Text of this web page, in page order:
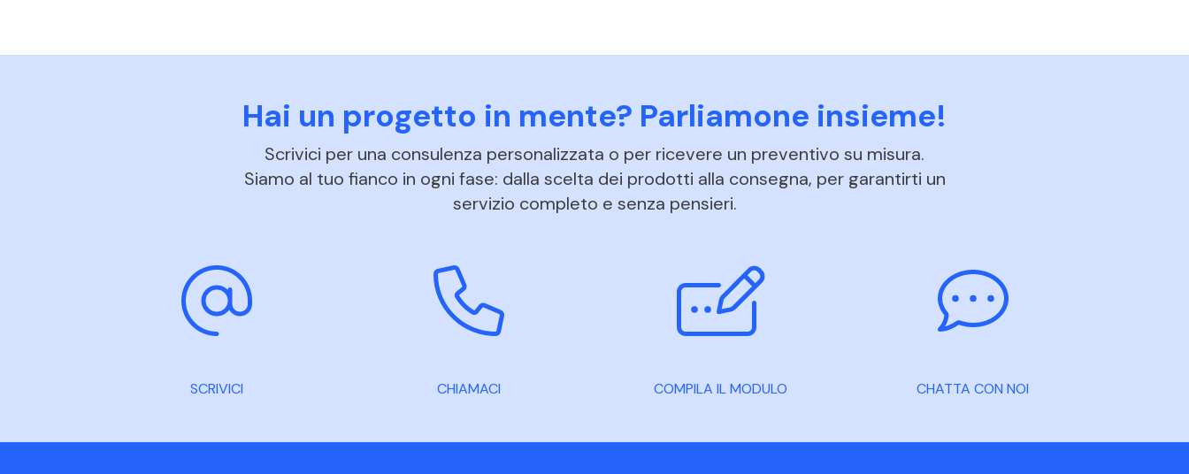
Hai un progetto in mente? Parliamone insieme!
Scrivici per una consulenza personalizzata o per ricevere un preventivo su misura.
Siamo al tuo fianco in ogni fase: dalla scelta dei prodotti alla consegna, per garantirti un
servizio completo e senza pensieri.
SCRIVICI CHIAMACI COMPILA IL MODULO CHATTA CON NOI